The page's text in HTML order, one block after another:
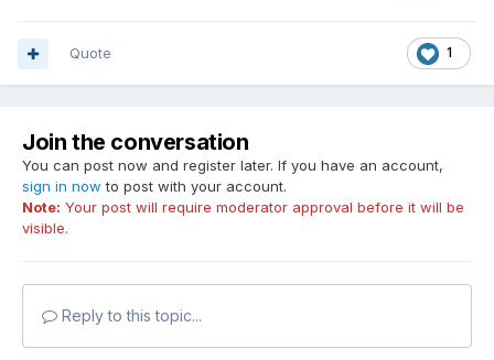
1
Quote
Join the conversation
You can post now and register later. If you have an account,
sign in now to post with your account.
Note: Your post will require moderator approval before it will be
visible.
Reply to this topic...